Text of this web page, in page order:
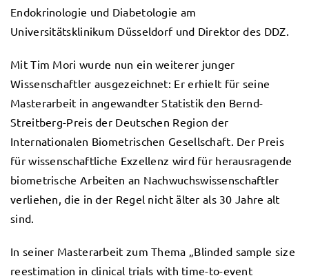
Endokrinologie und Diabetologie am
Universitätsklinikum Düsseldorf und Direktor des DDZ.
Mit Tim Mori wurde nun ein weiterer junger
Wissenschaftler ausgezeichnet: Er erhielt für seine
Masterarbeit in angewandter Statistik den Bernd-
Streitberg-Preis der Deutschen Region der
Internationalen Biometrischen Gesellschaft. Der Preis
für wissenschaftliche Exzellenz wird für herausragende
biometrische Arbeiten an Nachwuchswissenschaftler
verliehen, die in der Regel nicht älter als 30 Jahre alt
sind.
In seiner Masterarbeit zum Thema „Blinded sample size
reestimation in clinical trials with time-to-event